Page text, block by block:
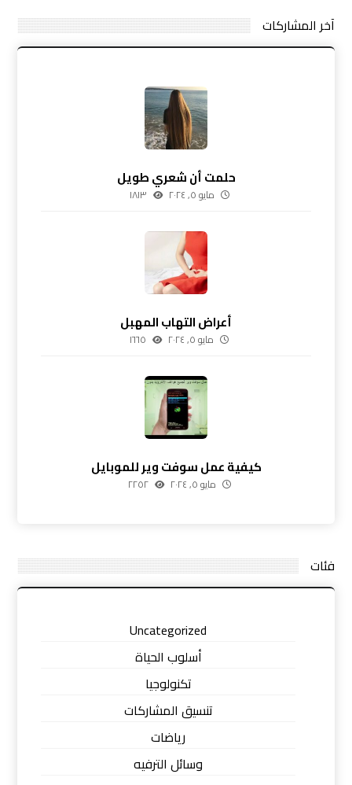
آخر المشاركات
حلمت أن شعري طويل
مايو ٥, ٢٠٢٤ ١٨١٣
أعراض التهاب المهبل
مايو ٥, ٢٠٢٤ ١٦٦٥
كيفية عمل سوفت وير للموبايل
مايو ٥, ٢٠٢٤ ٢٢٥٢
فئات
Uncategorized
أسلوب الحياة
تكنولوجيا
تنسيق المشاركات
رياضات
وسائل الترفيه